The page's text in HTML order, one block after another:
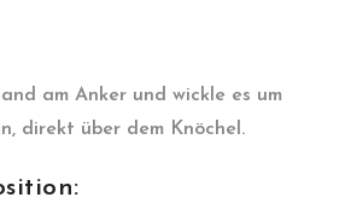
am Anker und wickle es um
direkt über dem Knöchel.